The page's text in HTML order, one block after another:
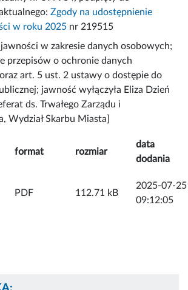
Zgody na udostępnienie
w roku 2025 nr 219515
jawności w zakresie danych osobowych;
przepisów o ochronie danych
art. 5 ust. 2 ustawy o dostępie do
jawność wyłączyła Eliza Dzień
ds. Trwałego Zarządu i
Wydział Skarbu Miasta]
format rozmiar
data
dodania
PDF 112.71 kB
2025-07-25
09:12:05